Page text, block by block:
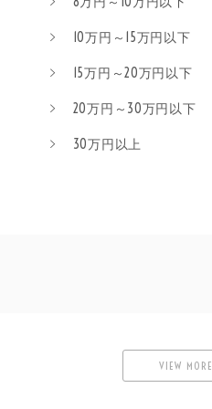
10万円～15万円以下
15万円～20万円以下
20万円～30万円以下
30万円以上
VIEW MORE